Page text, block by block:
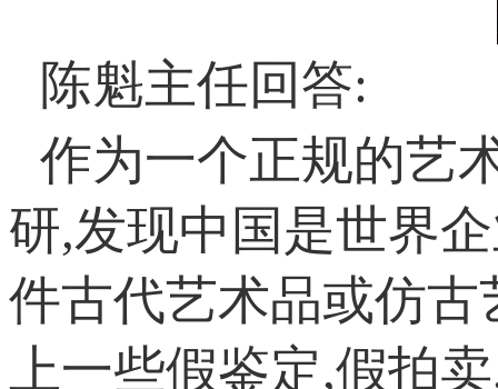
陈魁主任回答:
作为一个正规的艺
研,发现中国是世界
件古代艺术品或仿
上一些假鉴定,假拍